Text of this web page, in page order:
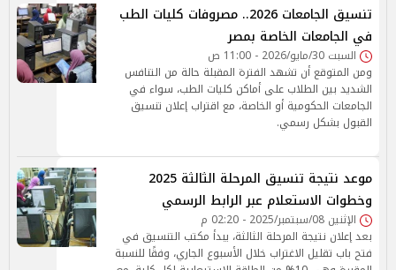
تنسيق الجامعات 2026.. مصروفات كليات الطب
في الجامعات الخاصة بمصر
السبت 30/مايو/2026 - 11:00 ص
ومن المتوقع أن تشهد الفترة المقبلة حالة من التنافس
الشديد بين الطلاب على أماكن كليات الطب، سواء في
الجامعات الحكومية أو الخاصة، مع اقتراب إعلان تنسيق
القبول بشكل رسمي.
موعد نتيجة تنسيق المرحلة الثالثة 2025
وخطوات الاستعلام عبر الرابط الرسمي
الإثنين 08/سبتمبر/2025 - 02:20 م
بعد إعلان نتيجة المرحلة الثالثة، يبدأ مكتب التنسيق في
فتح باب تقليل الاغتراب خلال الأسبوع الجاري، وفقًا للنسبة